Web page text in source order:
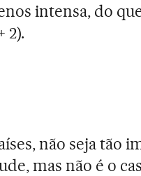
intensa, do
2).
não seja tão
mas não é o